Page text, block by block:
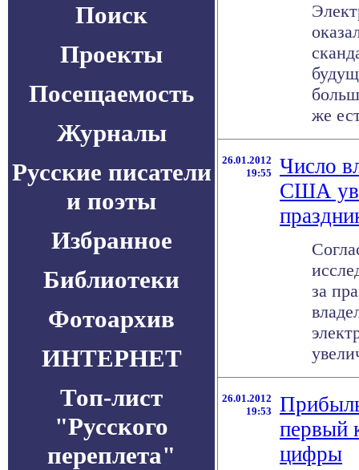
Поиск
Проекты
Посещаемость
Журналы
Русские писатели
и поэты
Избранное
Библиотеки
Фотоархив
ИНТЕРНЕТ
Топ-лист
"Русского
переплета"
же
26.01.2012
19:55
Число
США
за
26.01.2012
19:53
первый
цифры